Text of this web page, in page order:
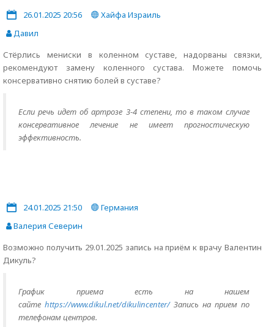
26.01.2025 20:56
Хайфа Израиль
Давил
Стёрлись мениски в коленном суставе, надорваны связки,
рекомендуют замену коленного сустава. Можете помочь
консервативно снятию болей в суставе?
Если речь идет об артрозе 3-4 степени, то в таком случае
консервативное лечение не имеет прогностическую
эффективность.
24.01.2025 21:50
Германия
Валерия Северин
Возможно получить 29.01.2025 запись на приём к врачу Валентин
Дикуль?
График приема есть на нашем
сайте https://www.dikul.net/dikulincenter/Запись на прием по
телефонам центров.